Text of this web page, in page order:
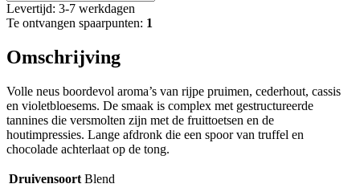
Levertijd: 3-7 werkdagen
Te ontvangen spaarpunten: 1
Omschrijving
Volle neus boordevol aroma’s van rijpe pruimen, cederhout, cassis
en violetbloesems. De smaak is complex met gestructureerde
tannines die versmolten zijn met de fruittoetsen en de
houtimpressies. Lange afdronk die een spoor van truffel en
chocolade achterlaat op de tong.
Druivensoort Blend